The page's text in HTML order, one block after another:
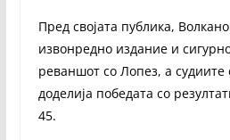
Пред својата публика,
извонредно издание и
реваншот со Лопез, а судиите
доделија победата со
45.